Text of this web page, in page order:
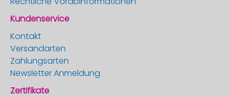
Kundenservice
Kontakt
Versandarten
Zahlungsarten
Newsletter Anmeldung
Zertifikate